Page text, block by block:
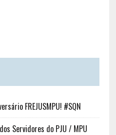
FREJUSMPU! #SQN
Servidores do PJU / MPU